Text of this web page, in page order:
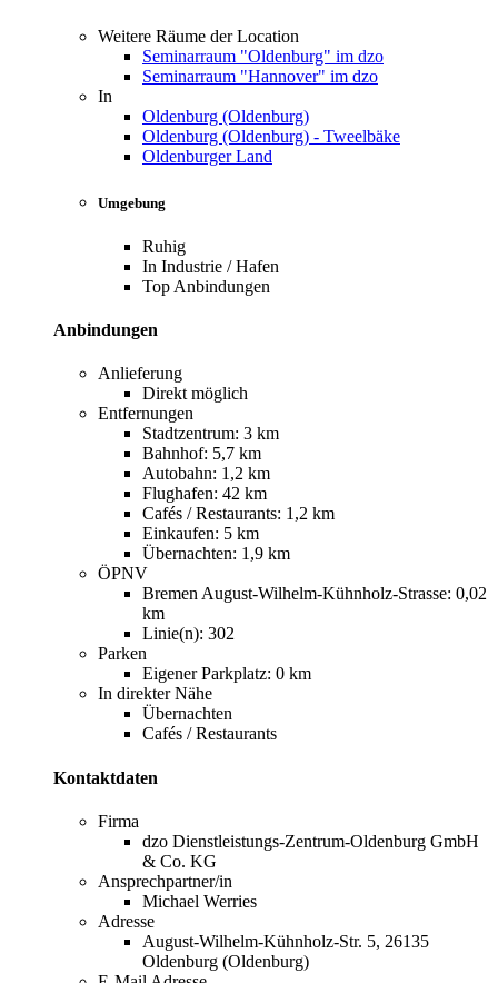
Weitere Räume der Location
Seminarraum "Oldenburg" im dzo
Seminarraum "Hannover" im dzo
In
Oldenburg (Oldenburg)
Oldenburg (Oldenburg) - Tweelbäke
Oldenburger Land
Umgebung
Ruhig
In Industrie / Hafen
Top Anbindungen
Anbindungen
Anlieferung
Direkt möglich
Entfernungen
Stadtzentrum: 3 km
Bahnhof: 5,7 km
Autobahn: 1,2 km
Flughafen: 42 km
Cafés / Restaurants: 1,2 km
Einkaufen: 5 km
Übernachten: 1,9 km
ÖPNV
Bremen August-Wilhelm-Kühnholz-Strasse: 0,02
km
Linie(n): 302
Parken
Eigener Parkplatz: 0 km
In direkter Nähe
Übernachten
Cafés / Restaurants
Kontaktdaten
Firma
dzo Dienstleistungs-Zentrum-Oldenburg GmbH
& Co. KG
Ansprechpartner/in
Michael Werries
Adresse
August-Wilhelm-Kühnholz-Str. 5, 26135
Oldenburg (Oldenburg)